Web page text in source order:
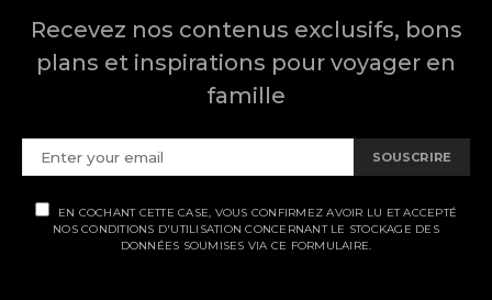
Recevez nos contenus exclusifs, bons
plans et inspirations pour voyager en
famille
SOUSCRIRE
EN COCHANT CETTE CASE, VOUS CONFIRMEZ AVOIR LU ET ACCEPTÉ
NOS CONDITIONS D'UTILISATION CONCERNANT LE STOCKAGE DES
DONNÉES SOUMISES VIA CE FORMULAIRE.